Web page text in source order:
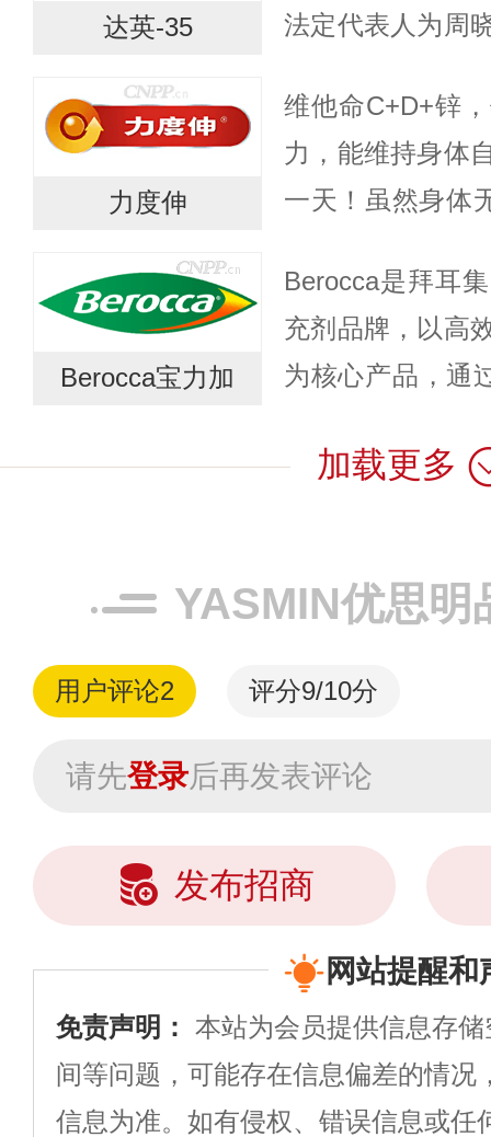
达英-35
法定代表人为周
药品进出口；第
类...
力度伸
维他命C+D+锌
力，能维持身体
一天！虽然身体
力度伸致力于维
身体设计...
Berocca宝力加
Berocca是拜耳
充剂品牌，以高
为核心产品，通
增强免疫力并支
加载更多
YASMIN优思明
用户评论2 评分9/10分
请先登录后再发表评论
发布招商
网站提醒和
免责声明： 本站为会员提供信息存
间等问题，可能存在信息偏差的情况
信息为准。如有侵权、错误信息或任